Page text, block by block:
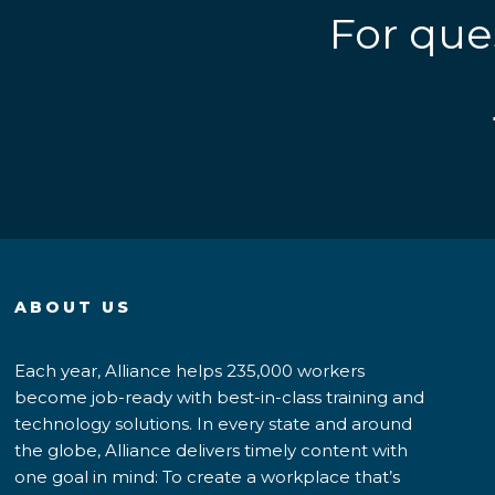
For
ABOUT US
Each year, Alliance helps 235,000 workers
become job-ready with best-in-class training and
technology solutions. In every state and around
the globe, Alliance delivers timely content with
one goal in mind: To create a workplace that’s